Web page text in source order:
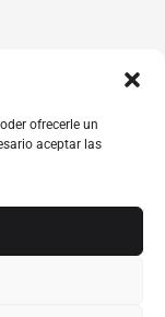
ofrecerle un
aceptar las
Power Nº 7,
desde 1954.
Tenerife
del ICATF.